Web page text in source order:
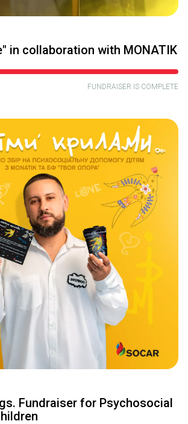
in collaboration with MONATIK
FUNDRAISER IS COMPLETE
Fundraiser for Psychosocial